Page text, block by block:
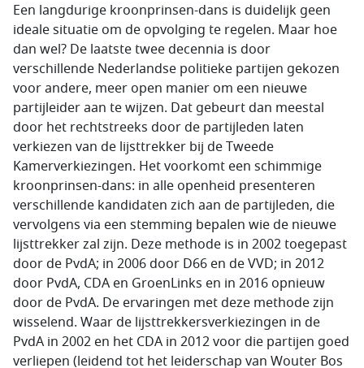
Een langdurige kroonprinsen-dans is duidelijk geen
ideale situatie om de opvolging te regelen. Maar hoe
dan wel? De laatste twee decennia is door
verschillende Nederlandse politieke partijen gekozen
voor andere, meer open manier om een nieuwe
partijleider aan te wijzen. Dat gebeurt dan meestal
door het rechtstreeks door de partijleden laten
verkiezen van de lijsttrekker bij de Tweede
Kamerverkiezingen. Het voorkomt een schimmige
kroonprinsen-dans: in alle openheid presenteren
verschillende kandidaten zich aan de partijleden, die
vervolgens via een stemming bepalen wie de nieuwe
lijsttrekker zal zijn. Deze methode is in 2002 toegepast
door de PvdA; in 2006 door D66 en de VVD; in 2012
door PvdA, CDA en GroenLinks en in 2016 opnieuw
door de PvdA. De ervaringen met deze methode zijn
wisselend. Waar de lijsttrekkersverkiezingen in de
PvdA in 2002 en het CDA in 2012 voor die partijen goed
verliepen (leidend tot het leiderschap van Wouter Bos